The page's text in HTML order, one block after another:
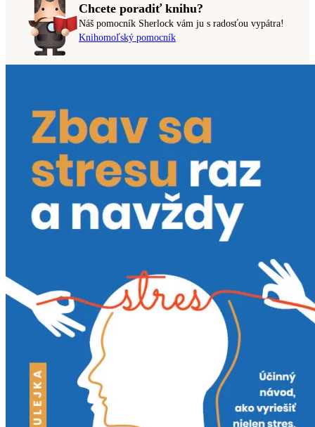
Chcete poradiť knihu?
Náš pomocník Sherlock vám ju s radosťou vypátra!
Knihomoľský pomocník